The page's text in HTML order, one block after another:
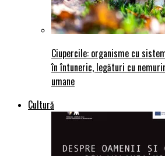
Ciupercile: organisme cu
în întuneric, legături cu
umane
Cultură